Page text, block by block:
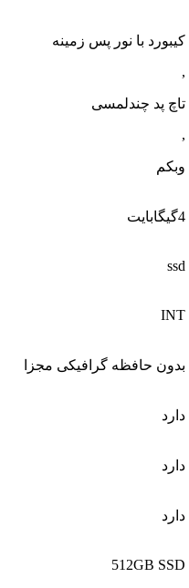
کیبورد با نور پس زمینه
,
تاچ پد چندلمسی
,
وبکم
4گیگابایت
ssd
INT
بدون حافظه گرافیکی مجزا
دارد
دارد
دارد
512GB SSD